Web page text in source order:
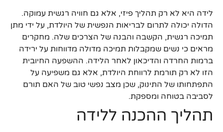
לידה היא לא רק תהליך פיזי, אלא גם חוויה רגשית עמוקה.
הדולה יכולה לתרום לבריאות הנפשית של היולדת, על ידי מתן
תמיכה רגשית, הקשבה והבנה של הצרכים שלה. מחקרים
מראים כי נשים שמקבלות תמיכה מדולה מדווחות על ירידה
ברמות החרדה והדיכאון לאחר הלידה. ההשפעה החיובית
הזו לא רק תורמת לרווחת היולדת, אלא גם משפיעה על
התפתחותו של התינוק, שכן מצב נפשי טוב של האם תורם
לסביבה בטוחה ומספקת.
תהליך ההכנה ללידה